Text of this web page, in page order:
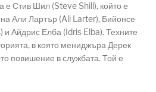
е Стив Шил (Steve Shill), който е
Али Лартър (Ali Larter), Бийонсе
Айдрис Елба (Idris Elba). Техните
в която мениджъра Дерек
повишение в службата. Той е